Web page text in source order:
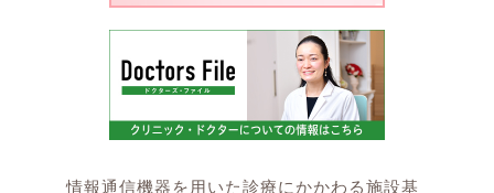
情報通信機器を用いた診療にかかわる施設基